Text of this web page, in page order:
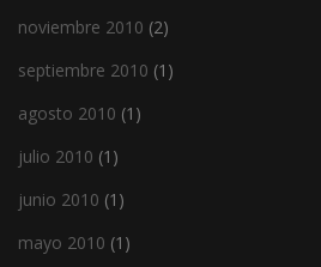
noviembre 2010 (2)
septiembre 2010 (1)
agosto 2010 (1)
julio 2010 (1)
junio 2010 (1)
mayo 2010 (1)